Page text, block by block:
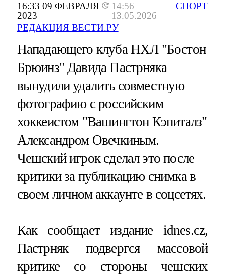
16:33 09 ФЕВРАЛЯ
2023
14:56
13.05.2026
РЕДАКЦИЯ ВЕСТИ.РУ
СПОРТ
Нападающего клуба НХЛ "Бостон
Брюинз" Давида Пастрняка
вынудили удалить совместную
фотографию с российским
хоккеистом "Вашингтон Кэпиталз"
Александром Овечкиным.
Чешский игрок сделал это после
критики за публикацию снимка в
своем личном аккаунте в соцсетях.
Как сообщает издание idnes.cz,
Пастрняк подвергся массовой
критике со стороны чешских